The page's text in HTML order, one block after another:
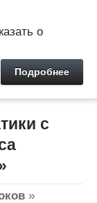
о
Подробнее
с
»